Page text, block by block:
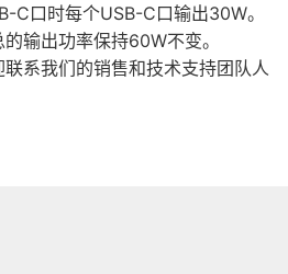
C口时每个USB-C口输出30W。
输出功率保持60W不变。
系我们的销售和技术支持团队人